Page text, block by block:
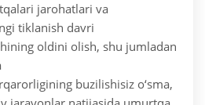
jarohatlari va
tiklanish davri
oldini olish, shu jumladan
buzilishisiz o‘sma,